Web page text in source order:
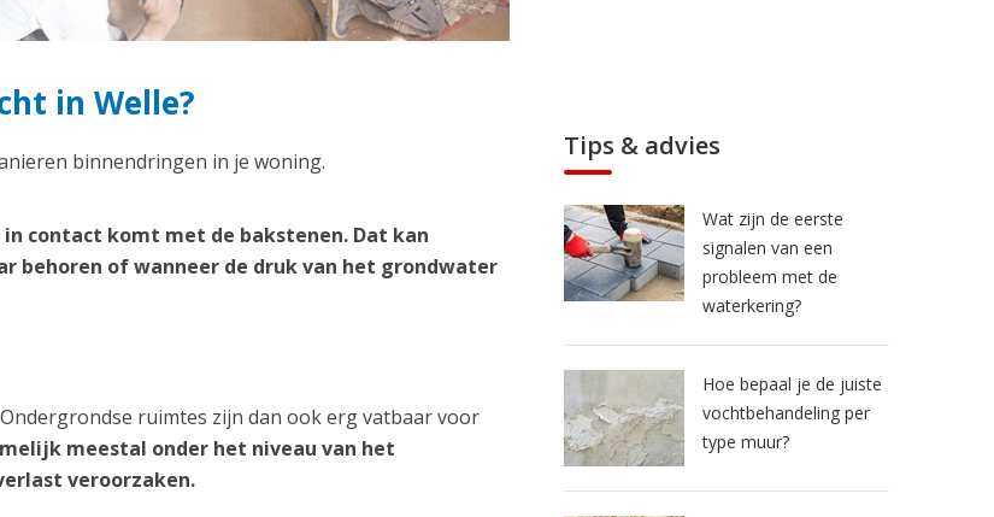
in Welle?
binnendringen in je woning.
contact komt met de bakstenen. Dat kan
behoren of wanneer de druk van het grondwater
ruimtes zijn dan ook erg vatbaar voor
meestal onder het niveau van het
veroorzaken.
Tips & advies
Wat zijn de eerste
signalen van een
probleem met de
waterkering?
Hoe bepaal je de juiste
vochtbehandeling per
type muur?